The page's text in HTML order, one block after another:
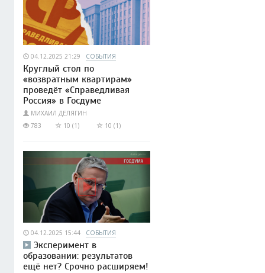
04.12.2025 21:29 СОБЫТИЯ
Круглый стол по
«возвратным квартирам»
проведёт «Справедливая
Россия» в Госдуме
МИХАИЛ ДЕЛЯГИН
783
10 (1) 10 (1)
04.12.2025 15:44 СОБЫТИЯ
Эксперимент в
образовании: результатов
ещё нет? Срочно расширяем!